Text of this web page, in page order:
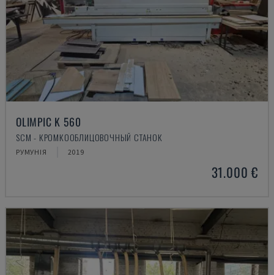
OLIMPIC K 560
SCM - КРОМКООБЛИЦОВОЧНЫЙ СТАНОК
РУМУНІЯ 2019
31.000 €